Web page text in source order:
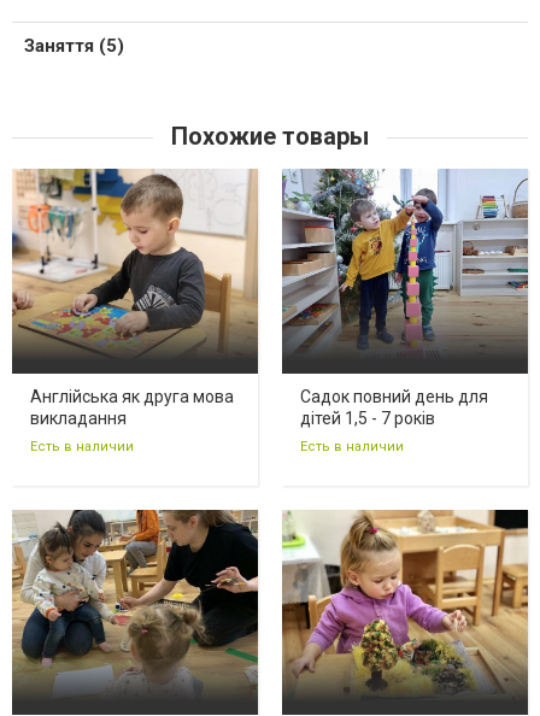
Заняття (5)
Похожие товары
Англійська як друга мова
викладання
Есть в наличии
Садок повний день для
дітей 1,5 - 7 років
Есть в наличии